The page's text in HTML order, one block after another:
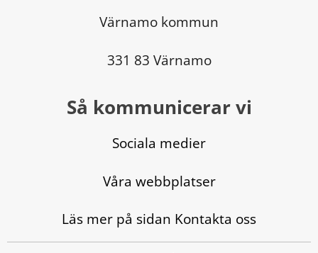
Värnamo kommun
331 83 Värnamo
Så kommunicerar vi
Sociala medier
Våra webbplatser
Läs mer på sidan Kontakta oss